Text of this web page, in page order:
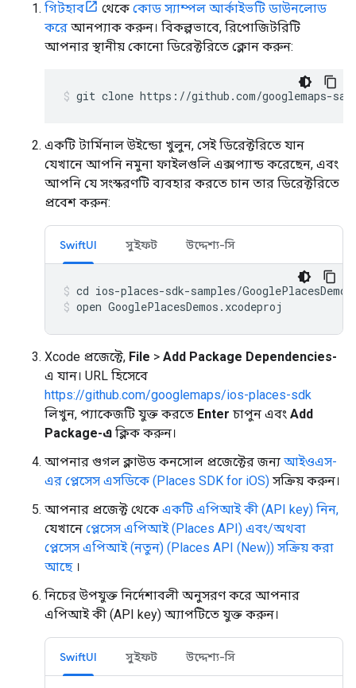
গিটহাব থেকে কোড স্যাম্পল আর্কাইভটি ডাউনলোড
করে আনপ্যাক করুন। বিকল্পভাবে, রিপোজিটরিটি
আপনার স্থানীয় কোনো ডিরেক্টরিতে ক্লোন করুন:
git clone https://github.com/googlemaps-
একটি টার্মিনাল উইন্ডো খুলুন, সেই ডিরেক্টরিতে যান
যেখানে আপনি নমুনা ফাইলগুলি এক্সপ্যান্ড করেছেন, এবং
আপনি যে সংস্করণটি ব্যবহার করতে চান তার ডিরেক্টরিতে
প্রবেশ করুন:
SwiftUI সুইফট উদ্দেশ্য-সি
open GooglePlacesDemos.xcodeproj
Xcode প্রজেক্টে, File > Add Package Dependencies-
এ যান। URL হিসেবে
https://github.com/googlemaps/ios-places-sdk
লিখুন, প্যাকেজটি যুক্ত করতে Enter চাপুন এবং Add
Package-এ ক্লিক করুন।
আপনার গুগল ক্লাউড কনসোল প্রজেক্টের জন্য আইওএস-
এর প্লেসেস এসডিকে (Places SDK for iOS) সক্রিয় করুন।
আপনার প্রজেক্ট থেকে একটি এপিআই কী (API key) নিন,
যেখানে প্লেসেস এপিআই (Places API) এবং/অথবা
প্লেসেস এপিআই (নতুন) (Places API (New)) সক্রিয় করা
আছে।
নিচের উপযুক্ত নির্দেশাবলী অনুসরণ করে আপনার
এপিআই কী (API key) অ্যাপটিতে যুক্ত করুন।
SwiftUI সুইফট উদ্দেশ্য-সি